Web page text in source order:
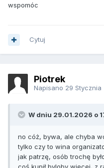
wspomóc
Cytuj
Piotrek
Napisano 29 Stycznia
W dniu 29.01.2026 o
no cóż, bywa, ale chyba
tylko czy to wina
jak patrzę, osób trochę